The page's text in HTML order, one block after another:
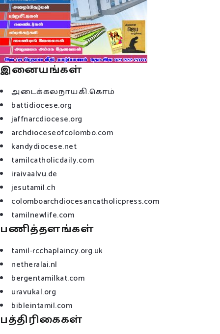
இனையங்கள்
அடைக்கலநாயகி.கொம்
battidiocese.org
jaffnarcdiocese.org
archdioceseofcolombo.com
kandydiocese.net
tamilcatholicdaily.com
iraivaalvu.de
jesutamil.ch
colomboarchdiocesancatholicpress.com
tamilnewlife.com
பணித்தளங்கள்
tamil-rcchaplaincy.org.uk
netheralai.nl
bergentamilkat.com
uravukal.org
bibleintamil.com
பத்திரிகைகள்